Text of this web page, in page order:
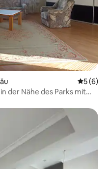
5 (6)
der Nähe des Parks mit